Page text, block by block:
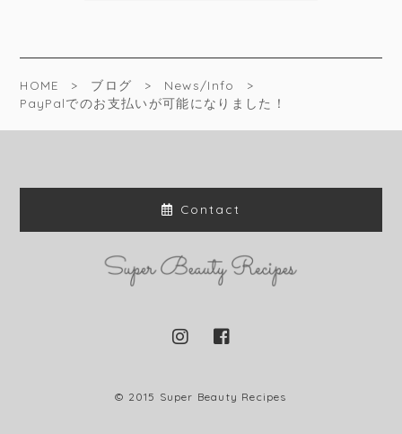
HOME ブログ
News/Info
PayPalでのお支払いが可能になりました！
Contact
© 2015 Super Beauty Recipes